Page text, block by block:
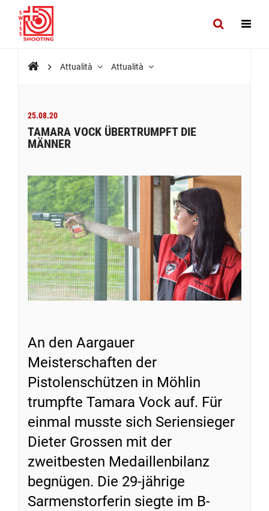
Attualità Attualità
25.08.20
TAMARA VOCK ÜBERTRUMPFT DIE
MÄNNER
An den Aargauer
Meisterschaften der
Pistolenschützen in Möhlin
trumpfte Tamara Vock auf. Für
einmal musste sich Seriensieger
Dieter Grossen mit der
zweitbesten Medaillenbilanz
begnügen. Die 29-jährige
Sarmenstorferin siegte im B-